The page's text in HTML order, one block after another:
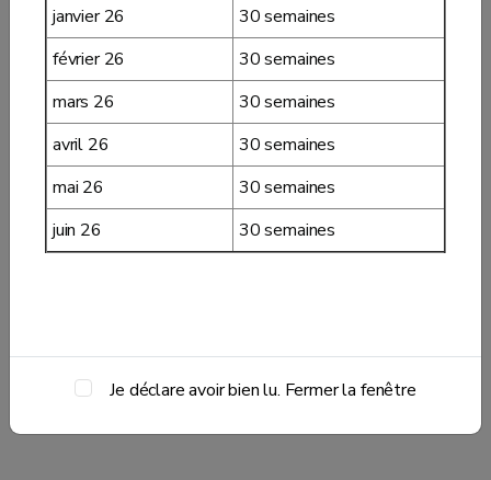
janvier 26
30 semaines
février 26
30 semaines
mars 26
30 semaines
avril 26
30 semaines
mai 26
30 semaines
juin 26
30 semaines
Je déclare avoir bien lu. Fermer la fenêtre